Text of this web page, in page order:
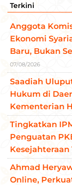
Terkini
Anggota
Ekonomi
Baru, Bukan
07/08/2026
Saadiah
Hukum di
Kementerian
Tingkatkan
Penguatan
Kesejahteraan
Ahmad
Online,